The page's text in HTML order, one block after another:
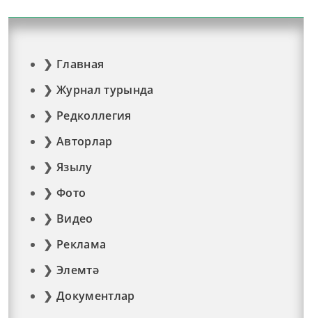
Главная
Журнал турында
Редколлегия
Авторлар
Язылу
Фото
Видео
Реклама
Элемтә
Документлар